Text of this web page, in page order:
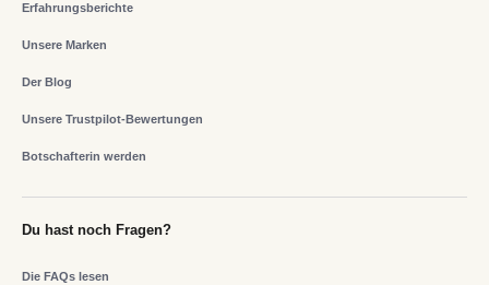
Erfahrungsberichte
Unsere Marken
Der Blog
Unsere Trustpilot-Bewertungen
Botschafterin werden
Du hast noch Fragen?
Die FAQs lesen